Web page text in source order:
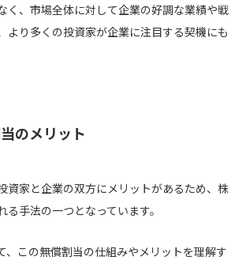
く、市場全体に対して企業の好調な業績や戦
より多くの投資家が企業に注目する契機にも
のメリット
資家と企業の双方にメリットがあるため、株
る手法の一つとなっています。
、この無償割当の仕組みやメリットを理解す